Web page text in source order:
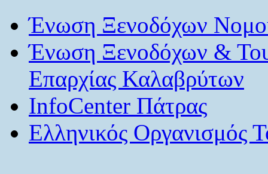
Ένωση Ξενοδόχων
Ένωση Ξενοδόχων &
Επαρχίας Καλαβρύτων
InfoCenter Πάτρας
Ελληνικός Οργανισμός